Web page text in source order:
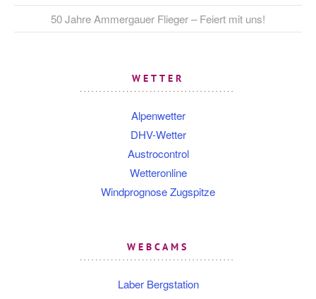
50 Jahre Ammergauer Flieger – Feiert mit uns!
WETTER
Alpenwetter
DHV-Wetter
Austrocontrol
Wetteronline
Windprognose Zugspitze
WEBCAMS
Laber Bergstation